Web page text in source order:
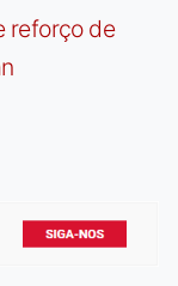
reforço de